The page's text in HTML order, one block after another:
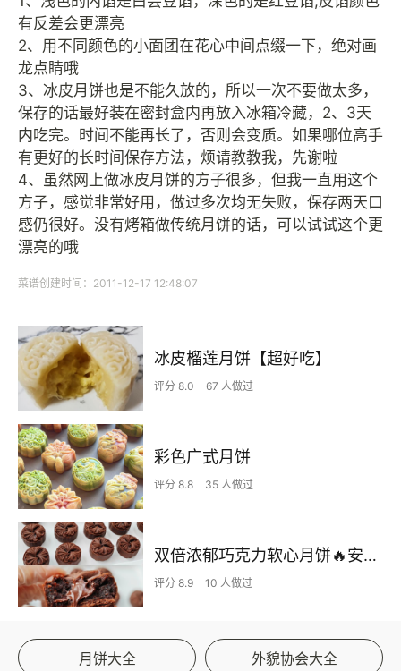
有反差会更漂亮
2、用不同颜色的小面团在花心中间点缀一下，绝对画
龙点睛哦
3、冰皮月饼也是不能久放的，所以一次不要做太多，
保存的话最好装在密封盒内再放入冰箱冷藏，2、3天
内吃完。时间不能再长了，否则会变质。如果哪位高手
有更好的长时间保存方法，烦请教教我，先谢啦
4、虽然网上做冰皮月饼的方子很多，但我一直用这个
方子，感觉非常好用，做过多次均无失败，保存两天口
感仍很好。没有烤箱做传统月饼的话，可以试试这个更
漂亮的哦
菜谱创建时间：2011-12-17 12:48:07
冰皮榴莲月饼【超好吃】
评分 8.0 67 人做过
彩色广式月饼
评分 8.8 35 人做过
双倍浓郁巧克力软心月饼🔥安利你们都去做
评分 8.9 10 人做过
月饼大全 外貌协会大全